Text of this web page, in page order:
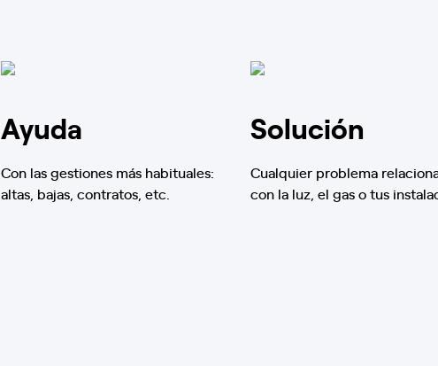
Ayuda
Con las gestiones más habituales:
altas, bajas, contratos, etc.
Solución
Cualquier problema
con la luz, el gas o tus